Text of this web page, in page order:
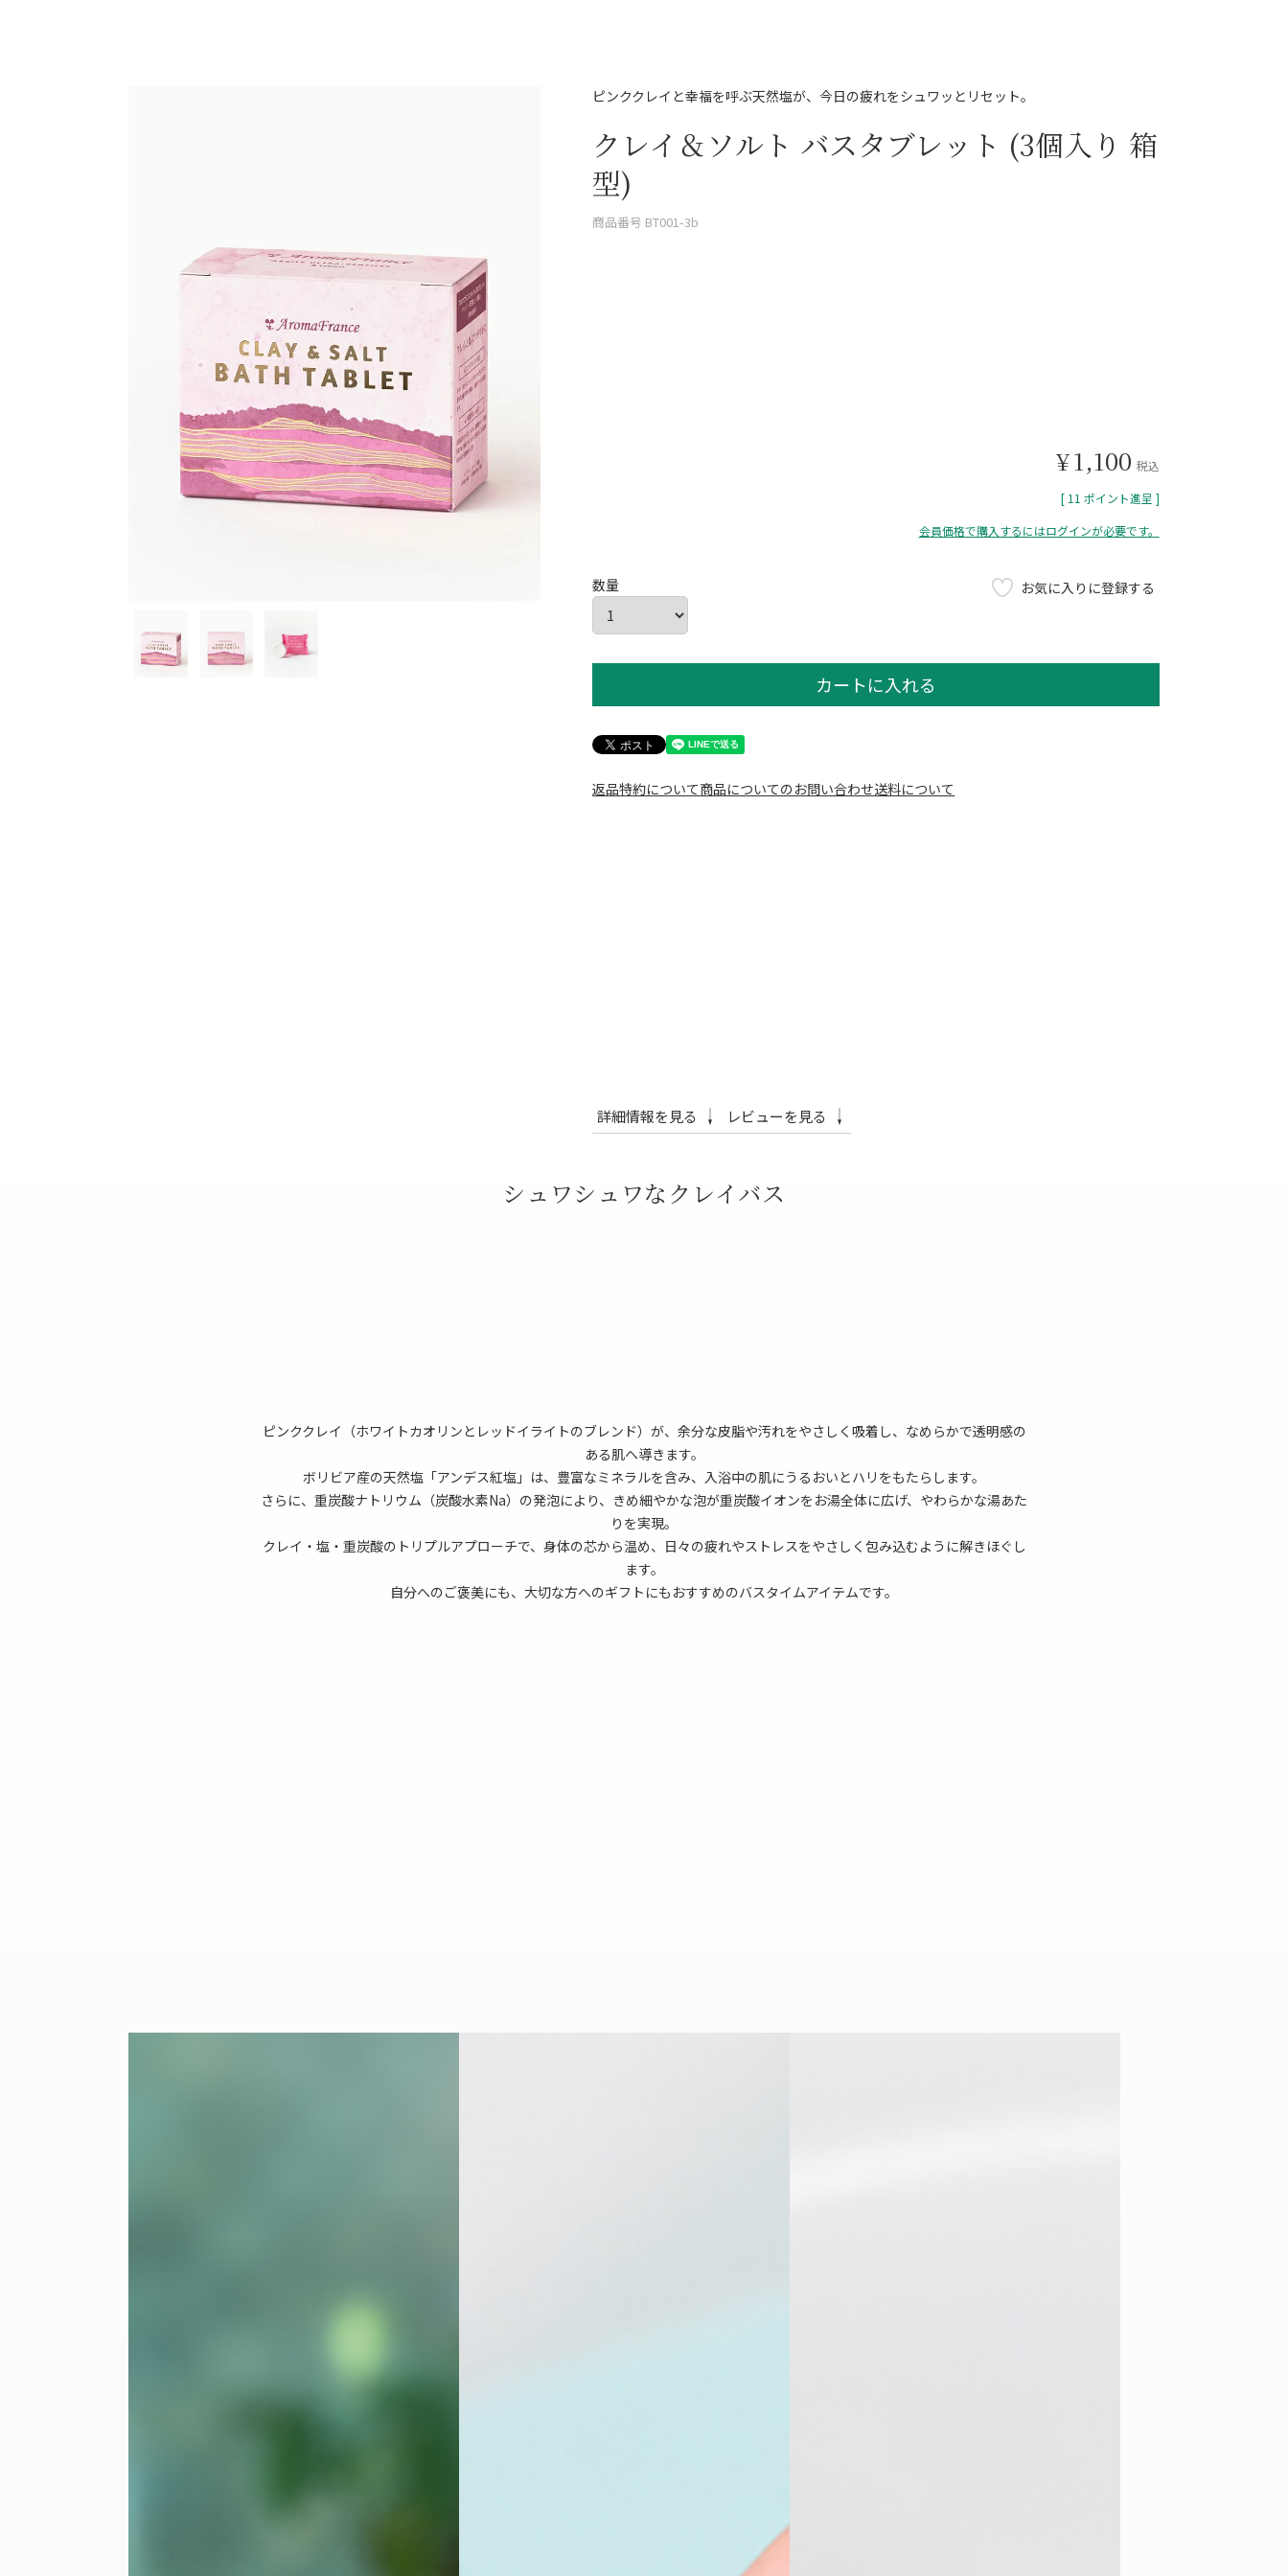
ピンククレイと幸福を呼ぶ天然塩が、今日の疲れをシュワッとリセット。
クレイ＆ソルト バスタブレット (3個入り 箱
型)
商品番号 BT001-3b
¥1,100 税込
[ 11 ポイント進呈 ]
会員価格で購入するにはログインが必要です。
お気に入りに登録する
カートに入れる
返品特約について商品についてのお問い合わせ送料について
詳細情報を見る レビューを見る
シュワシュワなクレイバス
ピンククレイ（ホワイトカオリンとレッドイライトのブレンド）が、余分な皮脂や汚れをやさしく吸着し、なめらかで透明感の
ある肌へ導きます。
ボリビア産の天然塩「アンデス紅塩」は、豊富なミネラルを含み、入浴中の肌にうるおいとハリをもたらします。
さらに、重炭酸ナトリウム（炭酸水素Na）の発泡により、きめ細やかな泡が重炭酸イオンをお湯全体に広げ、やわらかな湯あた
りを実現。
クレイ・塩・重炭酸のトリプルアプローチで、身体の芯から温め、日々の疲れやストレスをやさしく包み込むように解きほぐし
ます。
自分へのご褒美にも、大切な方へのギフトにもおすすめのバスタイムアイテムです。